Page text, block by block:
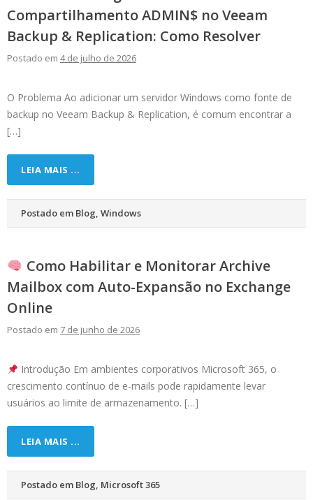
Compartilhamento ADMIN$ no Veeam
Backup & Replication: Como Resolver
Postado em 4 de julho de 2026
O Problema Ao adicionar um servidor Windows como fonte de
backup no Veeam Backup & Replication, é comum encontrar a
[…]
LEIA MAIS ...
Postado em Blog, Windows
Como Habilitar e Monitorar Archive
Mailbox com Auto-Expansão no Exchange
Online
Postado em 7 de junho de 2026
Introdução Em ambientes corporativos Microsoft 365, o
crescimento contínuo de e-mails pode rapidamente levar
usuários ao limite de armazenamento. […]
LEIA MAIS ...
Postado em Blog, Microsoft 365